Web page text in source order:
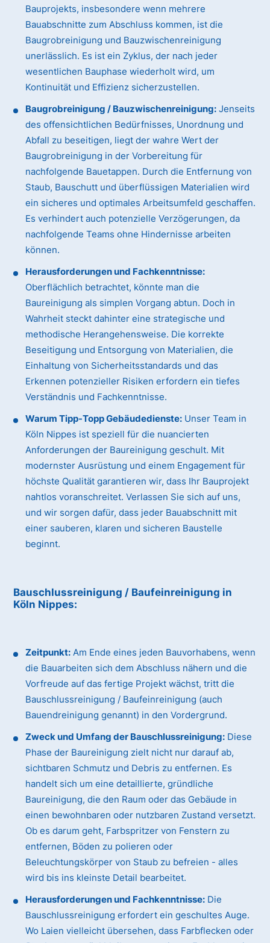
Bauprojekts, insbesondere wenn mehrere
Bauabschnitte zum Abschluss kommen, ist die
Baugrobreinigung und Bauzwischenreinigung
unerlässlich. Es ist ein Zyklus, der nach jeder
wesentlichen Bauphase wiederholt wird, um
Kontinuität und Effizienz sicherzustellen.
Baugrobreinigung / Bauzwischenreinigung: Jenseits
des offensichtlichen Bedürfnisses, Unordnung und
Abfall zu beseitigen, liegt der wahre Wert der
Baugrobreinigung in der Vorbereitung für
nachfolgende Bauetappen. Durch die Entfernung von
Staub, Bauschutt und überflüssigen Materialien wird
ein sicheres und optimales Arbeitsumfeld geschaffen.
Es verhindert auch potenzielle Verzögerungen, da
nachfolgende Teams ohne Hindernisse arbeiten
können.
Herausforderungen und Fachkenntnisse:
Oberflächlich betrachtet, könnte man die
Baureinigung als simplen Vorgang abtun. Doch in
Wahrheit steckt dahinter eine strategische und
methodische Herangehensweise. Die korrekte
Beseitigung und Entsorgung von Materialien, die
Einhaltung von Sicherheitsstandards und das
Erkennen potenzieller Risiken erfordern ein tiefes
Verständnis und Fachkenntnisse.
Warum Tipp-Topp Gebäudedienste: Unser Team in
Köln Nippes ist speziell für die nuancierten
Anforderungen der Baureinigung geschult. Mit
modernster Ausrüstung und einem Engagement für
höchste Qualität garantieren wir, dass Ihr Bauprojekt
nahtlos voranschreitet. Verlassen Sie sich auf uns,
und wir sorgen dafür, dass jeder Bauabschnitt mit
einer sauberen, klaren und sicheren Baustelle
beginnt.
Bauschlussreinigung / Baufeinreinigung in
Köln Nippes:
Zeitpunkt: Am Ende eines jeden Bauvorhabens, wenn
die Bauarbeiten sich dem Abschluss nähern und die
Vorfreude auf das fertige Projekt wächst, tritt die
Bauschlussreinigung / Baufeinreinigung (auch
Bauendreinigung genannt) in den Vordergrund.
Zweck und Umfang der Bauschlussreinigung: Diese
Phase der Baureinigung zielt nicht nur darauf ab,
sichtbaren Schmutz und Debris zu entfernen. Es
handelt sich um eine detaillierte, gründliche
Baureinigung, die den Raum oder das Gebäude in
einen bewohnbaren oder nutzbaren Zustand versetzt.
Ob es darum geht, Farbspritzer von Fenstern zu
entfernen, Böden zu polieren oder
Beleuchtungskörper von Staub zu befreien - alles
wird bis ins kleinste Detail bearbeitet.
Herausforderungen und Fachkenntnisse: Die
Bauschlussreinigung erfordert ein geschultes Auge.
Wo Laien vielleicht übersehen, dass Farbflecken oder